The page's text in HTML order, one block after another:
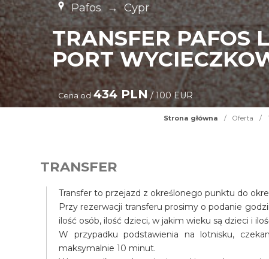
Pafos → Cypr
TRANSFER PAFOS
PORT
Cena od 434 PLN / 100 EUR
Strona główna / Oferta /
TRANSFER
Transfer to przejazd z określonego punktu do
Przy rezerwacji transferu prosimy o podanie
ilość osób, ilość dzieci, w jakim wieku są dzieci i
W przypadku podstawienia na lotnisku,
maksymalnie 10 minut.